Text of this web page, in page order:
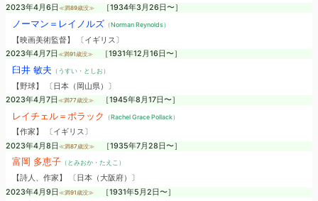
2023年4月6日 ≪満89歳没≫ ［1934年3月26日〜］
ノーマン＝レイノルズ （Norman Reynolds）
【映画美術監督】 〔イギリス〕
2023年4月7日 ≪満91歳没≫ ［1931年12月16日〜］
臼井 敏夫 （うすい・としお）
【野球】 〔日本（岡山県）〕
2023年4月7日 ≪満77歳没≫ ［1945年8月17日〜］
レイチェル＝ポラック （Rachel Grace Pollack）
【作家】 〔イギリス〕
2023年4月8日 ≪満87歳没≫ ［1935年7月28日〜］
富岡 多恵子（とみおか・たえこ）
【詩人、作家】 〔日本（大阪府）〕
2023年4月9日 ≪満91歳没≫ ［1931年5月2日〜］